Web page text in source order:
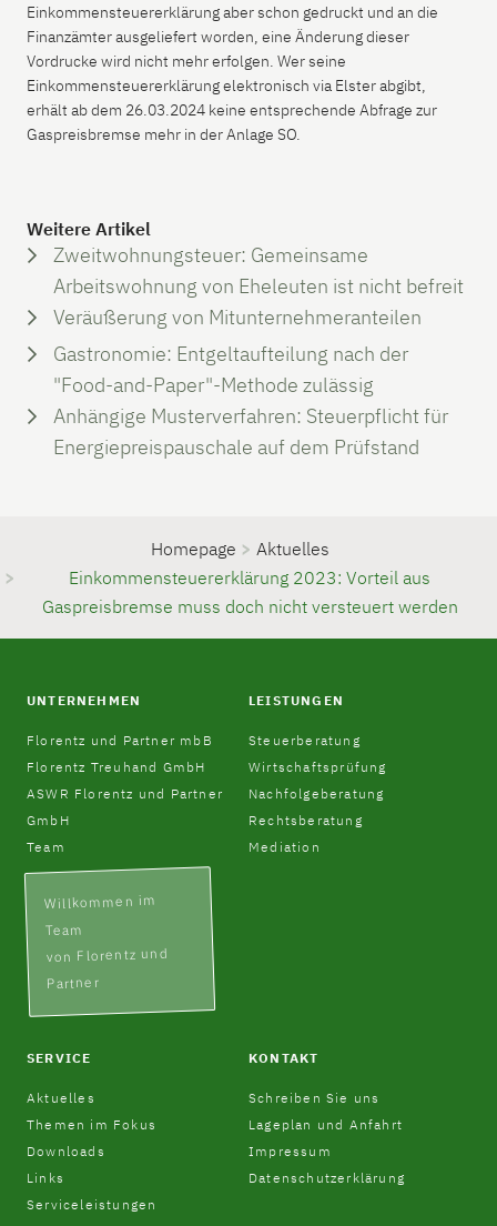
Einkommensteuererklärung aber schon gedruckt und an die
Finanzämter ausgeliefert worden, eine Änderung dieser
Vordrucke wird nicht mehr erfolgen. Wer seine
Einkommensteuererklärung elektronisch via Elster abgibt,
erhält ab dem 26.03.2024 keine entsprechende Abfrage zur
Gaspreisbremse mehr in der Anlage SO.
Weitere Artikel
Zweitwohnungsteuer: Gemeinsame
Arbeitswohnung von Eheleuten ist nicht befreit
Veräußerung von Mitunternehmeranteilen
Gastronomie: Entgeltaufteilung nach der
"Food-and-Paper"-Methode zulässig
Anhängige Musterverfahren: Steuerpflicht für
Energiepreispauschale auf dem Prüfstand
Homepage > Aktuelles
>
Einkommensteuererklärung 2023: Vorteil aus
Gaspreisbremse muss doch nicht versteuert werden
UNTERNEHMEN
Florentz und Partner mbB
Florentz Treuhand GmbH
ASWR Florentz und Partner
GmbH
Team
Willkommen im
Team
von Florentz und
Partner
LEISTUNGEN
Steuerberatung
Wirtschaftsprüfung
Nachfolgeberatung
Rechtsberatung
Mediation
SERVICE
Aktuelles
Themen im Fokus
Downloads
Links
Serviceleistungen
KONTAKT
Schreiben Sie uns
Lageplan und Anfahrt
Impressum
Datenschutzerklärung